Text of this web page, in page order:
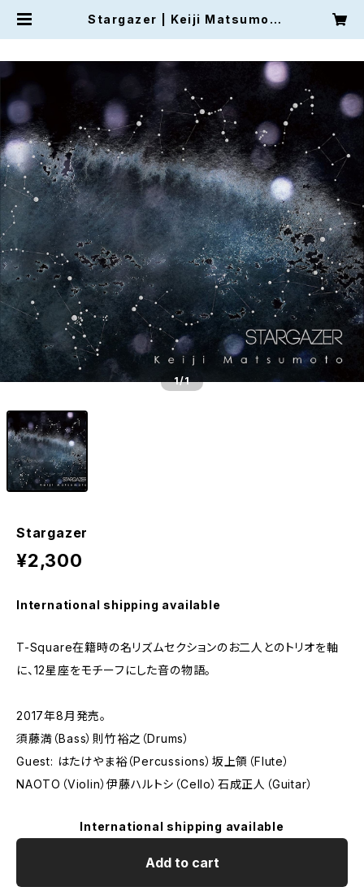
Stargazer | Keiji Matsumot
1/1
Stargazer
¥2,300
International shipping available
T-Square在籍時の名リズムセクションのお二人とのトリオを軸
に、12星座をモチーフにした音の物語。
2017年8月発売。
須藤満（Bass）則竹裕之（Drums）
Guest: はたけやま裕（Percussions）坂上領（Flute）
NAOTO（Violin）伊藤ハルトシ（Cello）石成正人（Guitar）
International shipping available
Add to cart